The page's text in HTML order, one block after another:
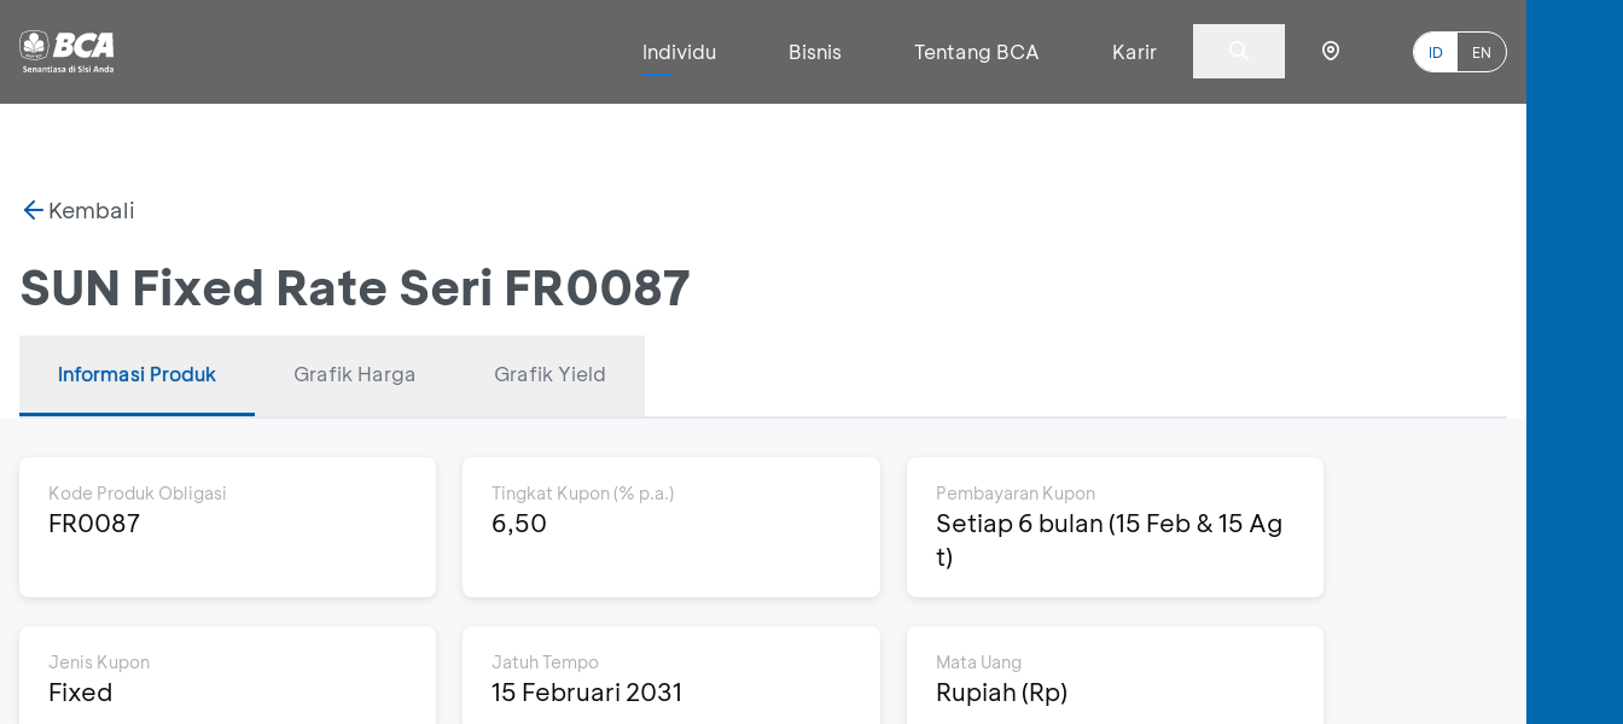
Individu Bisnis Tentang BCA Karir ID EN
Kembali
SUN Fixed Rate Seri FR0087
Informasi Produk Grafik Harga Grafik Yield
Kode Produk Obligasi
FR0087
Tingkat Kupon (% p.a.)
6,50
Pembayaran Kupon
Setiap 6 bulan (15 Feb & 15 Ag
t)
Jenis Kupon
Fixed
Jatuh Tempo
15 Februari 2031
Mata Uang
Rupiah (Rp)